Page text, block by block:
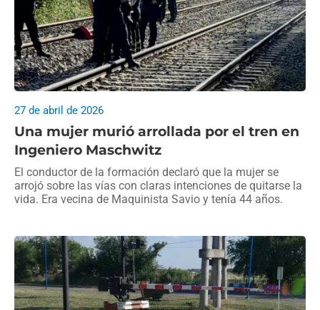
Una mujer murió arrollada por el tren en
Ingeniero Maschwitz
27 de abril de 2026
El conductor de la formación declaró que la mujer se
arrojó sobre las vías con claras intenciones de quitarse la
vida. Era vecina de Maquinista Savio y tenía 44 años.